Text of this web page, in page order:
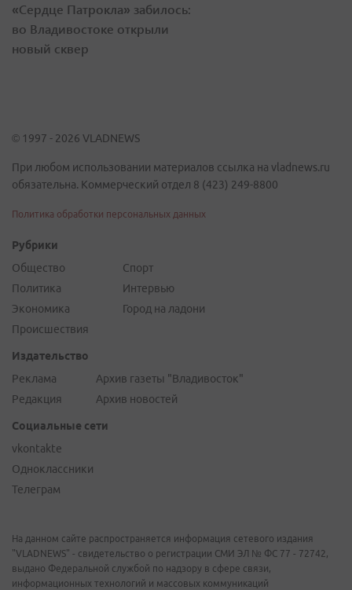
«Сердце Патрокла» забилось:
во Владивостоке открыли
новый сквер
© 1997 - 2026 VLADNEWS
При любом использовании материалов ссылка на vladnews.ru
обязательна. Коммерческий отдел 8 (423) 249-8800
Политика обработки персональных данных
Рубрики
Общество
Политика
Экономика
Происшествия
Спорт
Интервью
Город на ладони
Издательство
Реклама
Редакция
Архив газеты "Владивосток"
Архив новостей
Социальные сети
vkontakte
Одноклассники
Телеграм
На данном сайте распространяется информация сетевого издания
"VLADNEWS" - свидетельство о регистрации СМИ ЭЛ № ФС 77 - 72742,
выдано Федеральной службой по надзору в сфере связи,
информационных технологий и массовых коммуникаций